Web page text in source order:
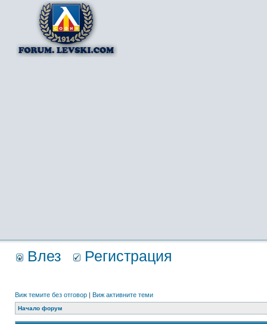
Влез Регистрация
Виж темите без отговор | Виж активните теми
Начало форум